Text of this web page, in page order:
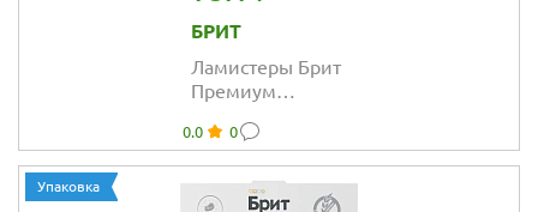
БРИТ
Ламистеры Брит
Премиум
паштет для
кошек с
чувствительным
0.0 0
Упаковка